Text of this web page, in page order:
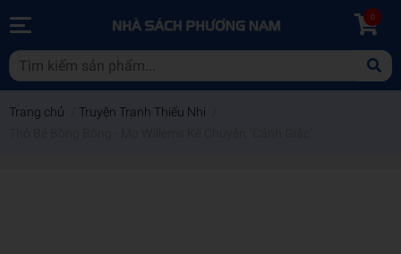
0
Trang chủ Truyện Tranh Thiếu Nhi